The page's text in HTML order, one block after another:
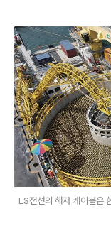
LS전선의 해저 케이블은